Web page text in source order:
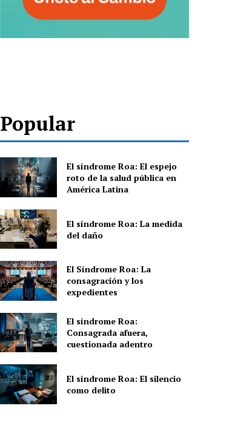
Popular
El síndrome Roa: El espejo
roto de la salud pública en
América Latina
El síndrome Roa: La medida
del daño
El Síndrome Roa: La
consagración y los
expedientes
El síndrome Roa:
Consagrada afuera,
cuestionada adentro
El síndrome Roa: El silencio
como delito